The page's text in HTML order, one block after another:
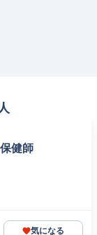
健師
気になる